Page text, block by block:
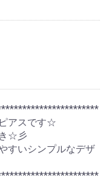
アスです☆
☆彡
すいシンプルなデザ